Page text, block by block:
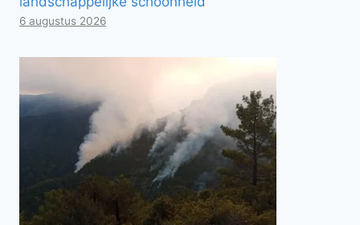
6 augustus 2026